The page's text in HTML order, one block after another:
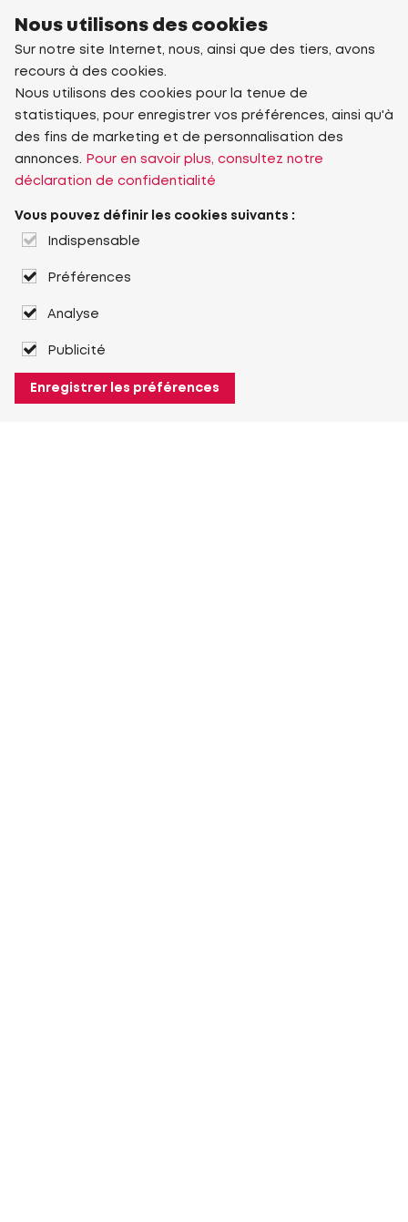
Nous utilisons des cookies
Sur notre site Internet, nous, ainsi que des tiers, avons
recours à des cookies.
Nous utilisons des cookies pour la tenue de
statistiques, pour enregistrer vos préférences, ainsi qu'à
des fins de marketing et de personnalisation des
annonces.
Pour en savoir plus, consultez notre
déclaration de confidentialité
Vous pouvez définir les cookies suivants :
Indispensable
Préférences
Analyse
Publicité
Enregistrer les préférences